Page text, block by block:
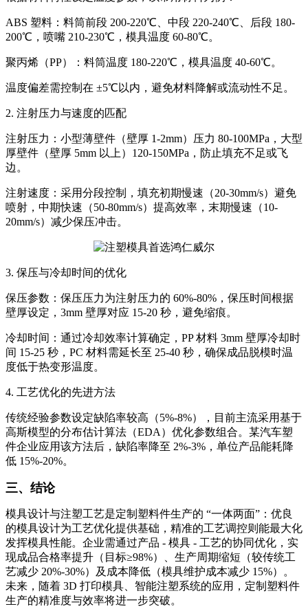
ABS 塑料：料筒前段 200-220℃、中段 220-240℃、后段 180-
200℃，喷嘴 210-230℃，模具温度 60-80℃。
聚丙烯（PP）：料筒温度 180-220℃，模具温度 40-60℃。
温度偏差需控制在 ±5℃以内，避免材料降解或流动性不足。
2. 注射压力与速度的匹配
注射压力：小型薄壁件（壁厚 1-2mm）压力 80-100MPa，大型
厚壁件（壁厚 5mm 以上）120-150MPa，防止填充不足或飞
边。
注射速度：采用分段控制，填充初期慢速（20-30mm/s）避免
喷射，中期快速（50-80mm/s）提高效率，末期慢速（10-
20mm/s）减少保压冲击。
3. 保压与冷却时间的优化
保压参数：保压压力为注射压力的 60%-80%，保压时间根据
壁厚设定，3mm 壁厚对应 15-20 秒，避免缩痕。
冷却时间：通过冷却效率计算确定，PP 材料 3mm 壁厚冷却时
间 15-25 秒，PC 材料需延长至 25-40 秒，确保成品脱模时温
度低于热变形温度。
4. 工艺优化的先进方法
传统经验参数设定缺陷率较高（5%-8%），目前主流采用基于
高斯模型的分布估计算法（EDA）优化参数组合。某汽车塑
件企业应用该方法后，缺陷率降至 2%-3%，单位产品能耗降
低 15%-20%。
三、结论
模具设计与注塑工艺是定制塑料件生产的 “一体两面”：优良
的模具设计为工艺优化提供基础，精准的工艺调控则能最大化
发挥模具性能。企业需通过产品 - 模具 - 工艺的协同优化，实
现成品合格率提升（目标≥98%）、生产周期缩短（较传统工
艺减少 20%-30%）及成本降低（模具维护成本减少 15%）。
未来，随着 3D 打印模具、智能注塑系统的应用，定制塑料件
生产的精准度与效率将进一步突破。